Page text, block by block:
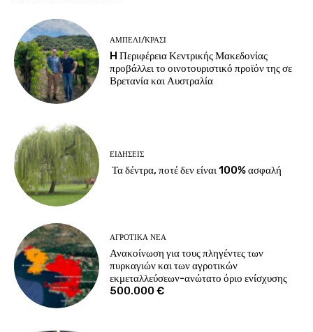
ΑΜΠΈΛΙ/ΚΡΑΣΊ
H Περιφέρεια Κεντρικής Μακεδονίας
προβάλλει το οινοτουριστικό προϊόν της σε
Βρετανία και Αυστραλία
ΕΙΔΉΣΕΙΣ
Τα δέντρα, ποτέ δεν είναι 100% ασφαλή
ΑΓΡΟΤΙΚΆ ΝΈΑ
Ανακοίνωση για τους πληγέντες των
πυρκαγιών και των αγροτικών
εκμεταλλεύσεων-ανώτατο όριο ενίσχυσης
500.000 €